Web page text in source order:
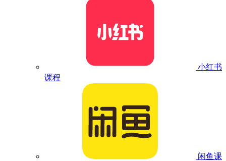
小红书
课程
闲鱼课